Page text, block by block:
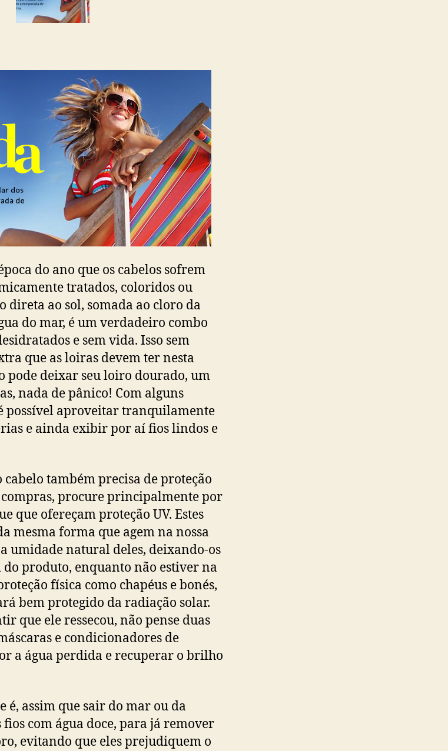
do ano que os cabelos sofrem
tratados, coloridos ou
direta ao sol, somada ao cloro da
do mar, é um verdadeiro combo
e sem vida. Isso sem
que as loiras devem ter nesta
pode deixar seu loiro dourado, um
nada de pânico! Com alguns
possível aproveitar tranquilamente
e ainda exibir por aí fios lindos e
cabelo também precisa de proteção
compras, procure principalmente por
que ofereçam proteção UV. Estes
mesma forma que agem na nossa
umidade natural deles, deixando-os
do produto, enquanto não estiver na
física como chapéus e bonés,
bem protegido da radiação solar.
que ele ressecou, não pense duas
e condicionadores de
a água perdida e recuperar o brilho
é, assim que sair do mar ou da
com água doce, para já remover
evitando que eles prejudiquem o